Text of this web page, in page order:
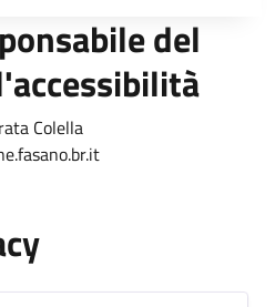
del
Colella